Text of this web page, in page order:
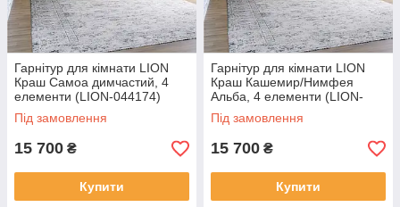
Гарнітур для кімнати LION
Краш Самоа димчастий, 4
елементи (LION-044174)
Під замовлення
15 700 ₴
Купити
Гарнітур для кімнати LION
Краш Кашемир/Нимфея
Альба, 4 елементи (LION-
044175)
Під замовлення
15 700 ₴
Купити